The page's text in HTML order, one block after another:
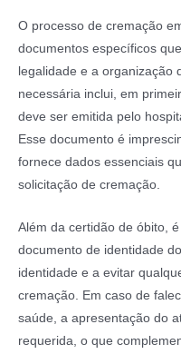
O processo de cremação
documentos específicos
legalidade e a organização
necessária inclui, em
deve ser emitida pelo
Esse documento é
fornece dados essenciais
solicitação de cremação.
Além da certidão de óbito,
documento de identidade
identidade e a evitar
cremação. Em caso de
saúde, a apresentação do
requerida, o que